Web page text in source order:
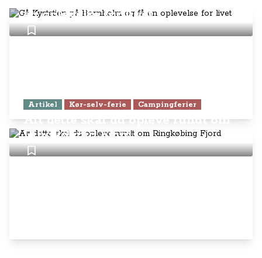
en oplevelse for livet
Artikel Kør-selv-ferie Campingferier
Alt dette skal du opleve rundt om
Ringkøbing Fjord